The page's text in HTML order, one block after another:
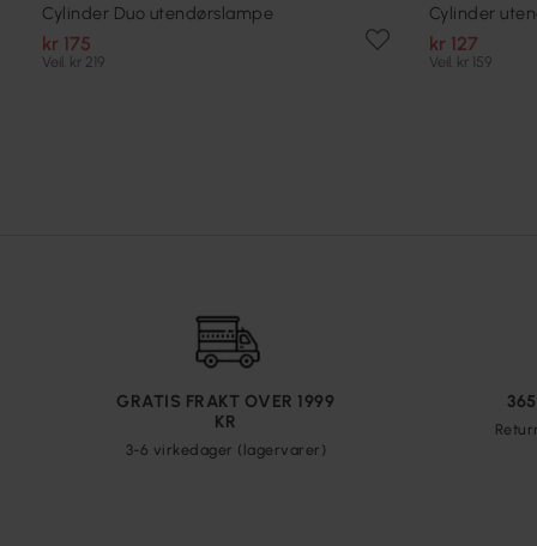
Cylinder Duo utendørslampe
kr 175
Veil. kr 219
Cylinder
kr 127
Veil. kr 159
GRATIS FRAKT OVER 1999
KR
3-6 virkedager (lagervarer)